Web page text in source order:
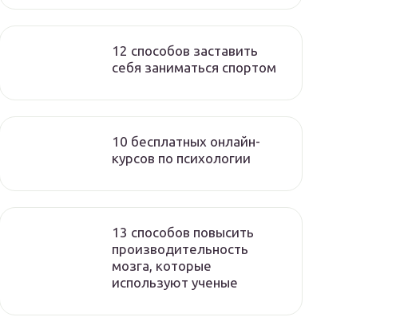
12 способов заставить
себя заниматься спортом
10 бесплатных онлайн-
курсов по психологии
13 способов повысить
производительность
мозга, которые
используют ученые